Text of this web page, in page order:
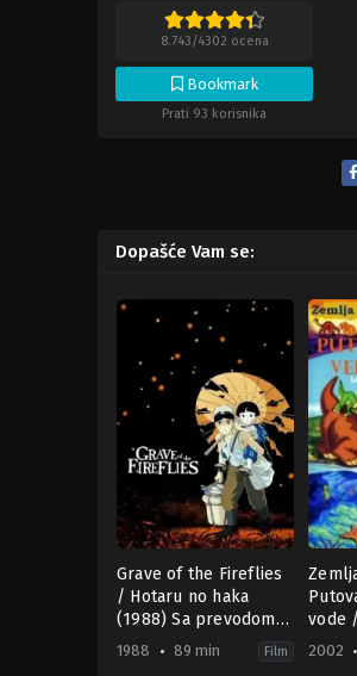
8.743/4302 ocena
Bookmark
Prati 93 korisnika
Dopašće Vam se:
Grave of the Fireflies
/ Hotaru no haka
(1988) Sa prevodom
Ghibli Movie
1988 89 min Film
vode
2002